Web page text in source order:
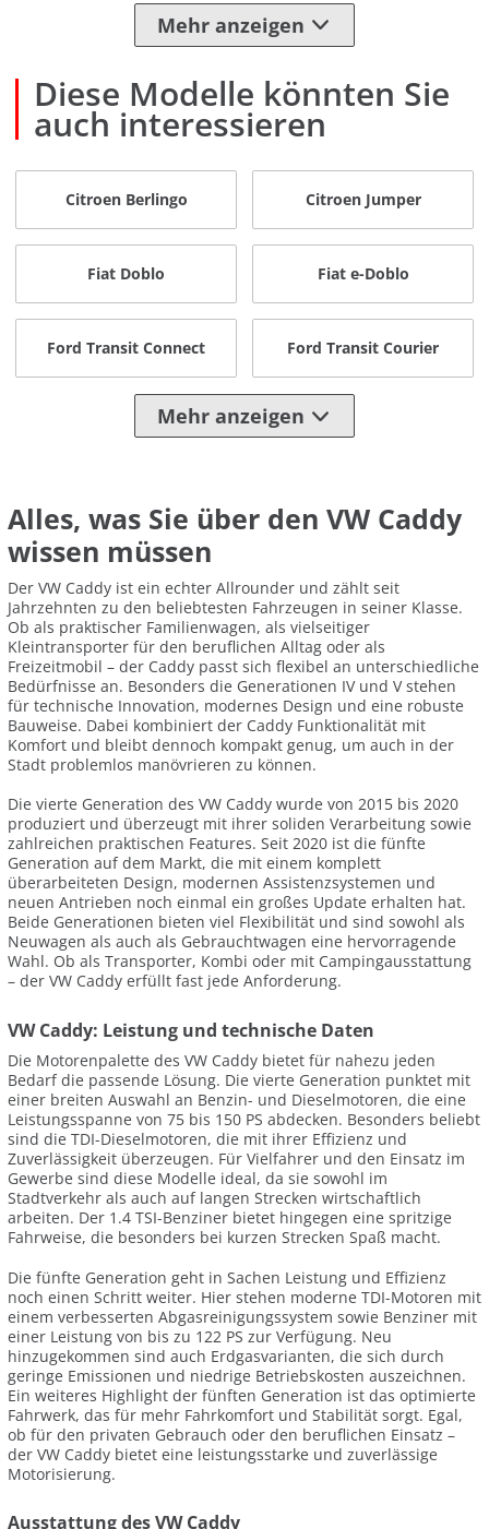
Mehr anzeigen
Diese Modelle könnten Sie
auch interessieren
Citroen Berlingo Citroen Jumper
Fiat Doblo Fiat e-Doblo
Ford Transit Connect Ford Transit Courier
Mehr anzeigen
Alles, was Sie über den VW Caddy
wissen müssen
Der VW Caddy ist ein echter Allrounder und zählt seit
Jahrzehnten zu den beliebtesten Fahrzeugen in seiner Klasse.
Ob als praktischer Familienwagen, als vielseitiger
Kleintransporter für den beruflichen Alltag oder als
Freizeitmobil – der Caddy passt sich flexibel an unterschiedliche
Bedürfnisse an. Besonders die Generationen IV und V stehen
für technische Innovation, modernes Design und eine robuste
Bauweise. Dabei kombiniert der Caddy Funktionalität mit
Komfort und bleibt dennoch kompakt genug, um auch in der
Stadt problemlos manövrieren zu können.
Die vierte Generation des VW Caddy wurde von 2015 bis 2020
produziert und überzeugt mit ihrer soliden Verarbeitung sowie
zahlreichen praktischen Features. Seit 2020 ist die fünfte
Generation auf dem Markt, die mit einem komplett
überarbeiteten Design, modernen Assistenzsystemen und
neuen Antrieben noch einmal ein großes Update erhalten hat.
Beide Generationen bieten viel Flexibilität und sind sowohl als
Neuwagen als auch als Gebrauchtwagen eine hervorragende
Wahl. Ob als Transporter, Kombi oder mit Campingausstattung
– der VW Caddy erfüllt fast jede Anforderung.
VW Caddy: Leistung und technische Daten
Die Motorenpalette des VW Caddy bietet für nahezu jeden
Bedarf die passende Lösung. Die vierte Generation punktet mit
einer breiten Auswahl an Benzin- und Dieselmotoren, die eine
Leistungsspanne von 75 bis 150 PS abdecken. Besonders beliebt
sind die TDI-Dieselmotoren, die mit ihrer Effizienz und
Zuverlässigkeit überzeugen. Für Vielfahrer und den Einsatz im
Gewerbe sind diese Modelle ideal, da sie sowohl im
Stadtverkehr als auch auf langen Strecken wirtschaftlich
arbeiten. Der 1.4 TSI-Benziner bietet hingegen eine spritzige
Fahrweise, die besonders bei kurzen Strecken Spaß macht.
Die fünfte Generation geht in Sachen Leistung und Effizienz
noch einen Schritt weiter. Hier stehen moderne TDI-Motoren mit
einem verbesserten Abgasreinigungssystem sowie Benziner mit
einer Leistung von bis zu 122 PS zur Verfügung. Neu
hinzugekommen sind auch Erdgasvarianten, die sich durch
geringe Emissionen und niedrige Betriebskosten auszeichnen.
Ein weiteres Highlight der fünften Generation ist das optimierte
Fahrwerk, das für mehr Fahrkomfort und Stabilität sorgt. Egal,
ob für den privaten Gebrauch oder den beruflichen Einsatz –
der VW Caddy bietet eine leistungsstarke und zuverlässige
Motorisierung.
Ausstattung des VW Caddy